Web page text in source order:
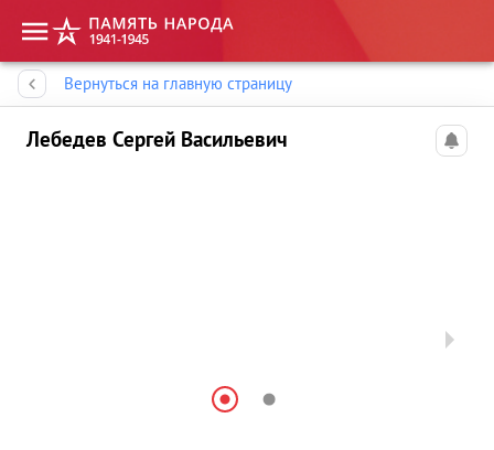
Вернуться на главную страницу
Лебедев Сергей Васильевич
Память народа